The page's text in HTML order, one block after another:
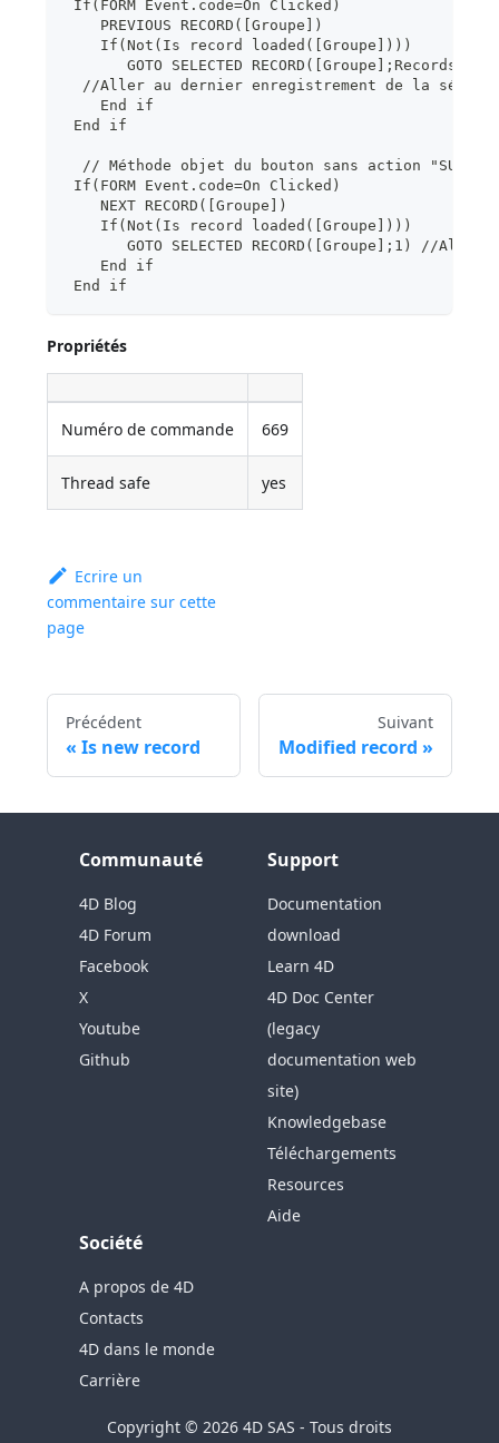
If(FORM Event.code=On Clicked)
PREVIOUS RECORD([Groupe])
If(Not(Is record loaded([Groupe])))
GOTO SELECTED RECORD([Groupe];Records
//Aller au dernier enregistrement de la
End if
End if
// Méthode objet du bouton sans action
If(FORM Event.code=On Clicked)
NEXT RECORD([Groupe])
If(Not(Is record loaded([Groupe])))
GOTO SELECTED RECORD([Groupe];1) //
End if
End if
Propriétés
Numéro de commande 669
Thread safe yes
Ecrire un
commentaire sur cette
page
Précédent
Is new record
Suivant
Modified record
Communauté
4D Blog
4D Forum
Facebook
X
Youtube
Github
Support
Documentation
download
Learn 4D
4D Doc Center
(legacy
documentation web
site)
Knowledgebase
Téléchargements
Resources
Aide
Société
A propos de 4D
Contacts
4D dans le monde
Carrière
Copyright © 2026 4D SAS - Tous droits